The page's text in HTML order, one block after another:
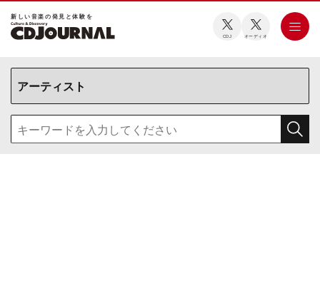
新しい⾳楽の発⾒と体験を
CDJ オーディオ